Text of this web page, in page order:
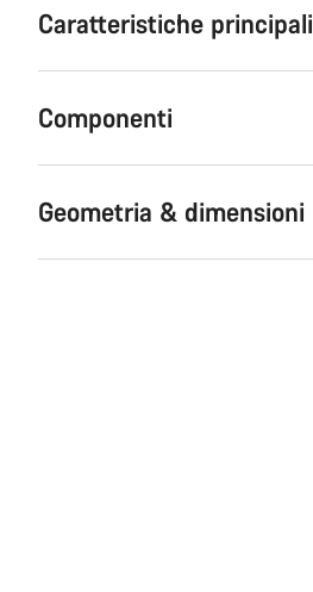
Caratteristiche principali
Componenti
Geometria & dimensioni